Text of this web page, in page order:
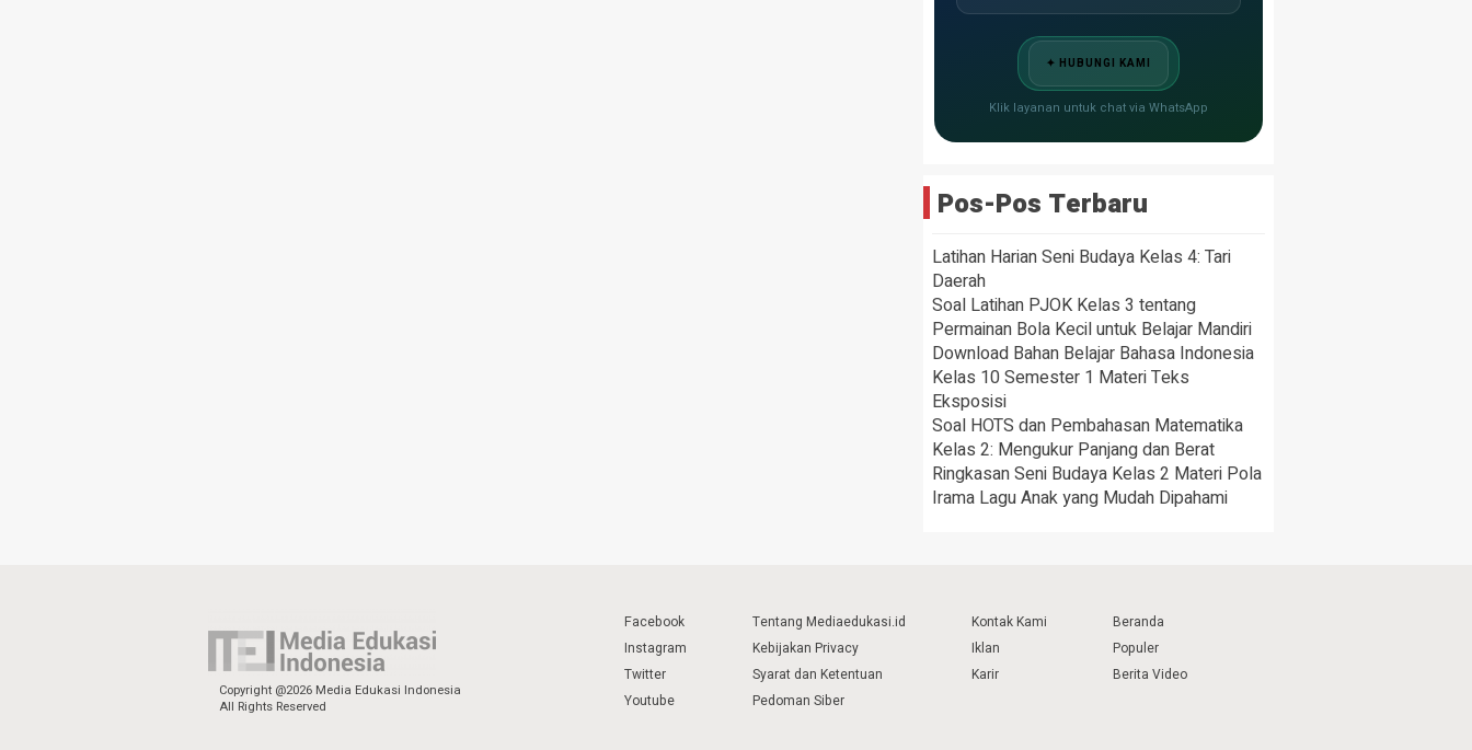
✦ HUBUNGI KAMI
Klik layanan untuk chat via WhatsApp
Pos-Pos Terbaru
Latihan Harian Seni Budaya Kelas 4: Tari
Daerah
Soal Latihan PJOK Kelas 3 tentang
Permainan Bola Kecil untuk Belajar Mandiri
Download Bahan Belajar Bahasa Indonesia
Kelas 10 Semester 1 Materi Teks
Eksposisi
Soal HOTS dan Pembahasan Matematika
Kelas 2: Mengukur Panjang dan Berat
Ringkasan Seni Budaya Kelas 2 Materi Pola
Irama Lagu Anak yang Mudah Dipahami
Copyright @2026 Media Edukasi Indonesia
All Rights Reserved
Facebook
Instagram
Twitter
Youtube
Tentang Mediaedukasi.id
Kebijakan Privacy
Syarat dan Ketentuan
Pedoman Siber
Kontak Kami
Iklan
Karir
Beranda
Populer
Berita Video